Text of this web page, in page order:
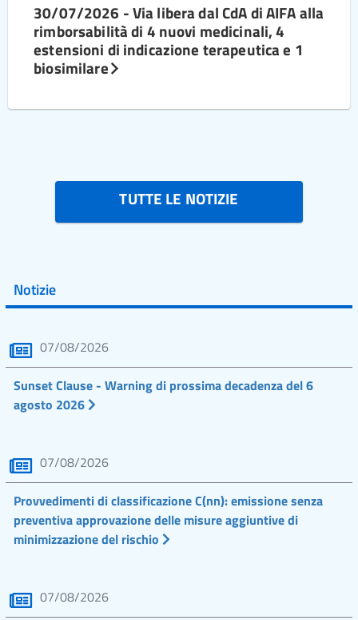
30/07/2026 - Via libera dal CdA di AIFA alla
rimborsabilità di 4 nuovi medicinali, 4
estensioni di indicazione terapeutica e 1
biosimilare
TUTTE LE NOTIZIE
Notizie
07/08/2026
Sunset Clause - Warning di prossima decadenza del 6
agosto 2026
07/08/2026
Provvedimenti di classificazione C(nn): emissione senza
preventiva approvazione delle misure aggiuntive di
minimizzazione del rischio
07/08/2026